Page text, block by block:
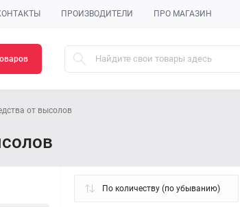
ПРОИЗВОДИТЕЛИ ПРО МАГАЗИН
от высолов